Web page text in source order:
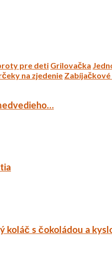
pre deti Grilovačka
na zjedenie
koláč s čokoládou a